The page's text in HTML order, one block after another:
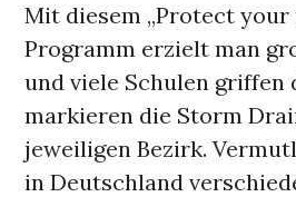
Mit diesem „Protect your
Programm erzielt man
und viele Schulen griffen
markieren die Storm
jeweiligen Bezirk.
in Deutschland